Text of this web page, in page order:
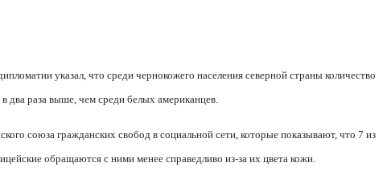
указал, что среди чернокожего населения северной страны количество
два раза выше, чем среди белых американцев.
союза гражданских свобод в социальной сети, которые показывают, что 7 из
обращаются с ними менее справедливо из-за их цвета кожи.